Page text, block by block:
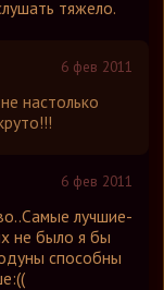
тяжело.
6 фев 2011
настолько
6 фев 2011
лучшие-
не было я бы
способны